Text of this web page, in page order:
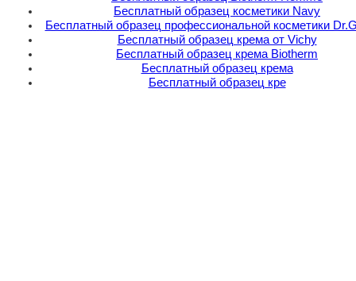
Бесплатный образец косметики Navy
Бесплатный образец профессиональной косметики
Бесплатный образец крема от Vichy
Бесплатный образец крема Biotherm
Бесплатный образец крема
Бесплатный образец кре